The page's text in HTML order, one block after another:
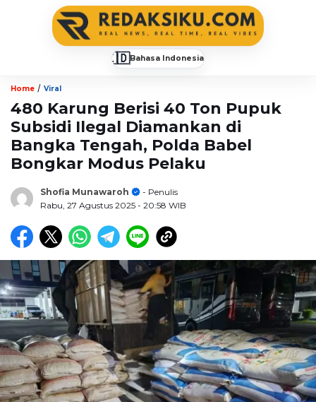
🇮🇩Bahasa Indonesia
Home / Viral
480 Karung Berisi 40 Ton Pupuk
Subsidi Ilegal Diamankan di
Bangka Tengah, Polda Babel
Bongkar Modus Pelaku
Shofia Munawaroh
- Penulis
Rabu, 27 Agustus 2025 - 20:58 WIB